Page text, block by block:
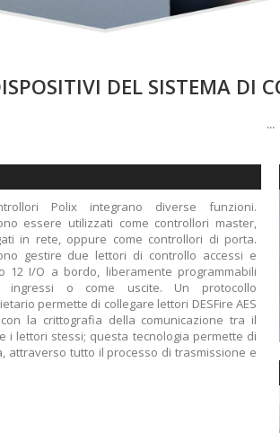
DEL SISTEMA DI
...
Polix integrano diverse funzioni.
essere utilizzati come controllori master,
in rete, oppure come controllori di porta.
gestire due lettori di controllo accessi e
12 I/O a bordo, liberamente programmabili
ingressi o come uscite. Un protocollo
permette di collegare lettori DESFire AES
con la crittografia della comunicazione tra il
i lettori stessi; questa tecnologia permette di
attraverso tutto il processo di trasmissione e